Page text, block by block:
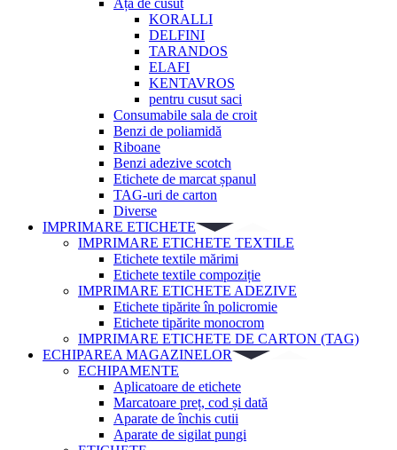
Ață de cusut
KORALLI
DELFINI
TARANDOS
ELAFI
KENTAVROS
pentru cusut saci
Consumabile sala de croit
Benzi de poliamidă
Riboane
Benzi adezive scotch
Etichete de marcat șpanul
TAG-uri de carton
Diverse
IMPRIMARE ETICHETE
IMPRIMARE ETICHETE TEXTILE
Etichete textile mărimi
Etichete textile compoziție
IMPRIMARE ETICHETE ADEZIVE
Etichete tipărite în policromie
Etichete tipărite monocrom
IMPRIMARE ETICHETE DE CARTON (TAG)
ECHIPAREA MAGAZINELOR
ECHIPAMENTE
Aplicatoare de etichete
Marcatoare preț, cod și dată
Aparate de închis cutii
Aparate de sigilat pungi